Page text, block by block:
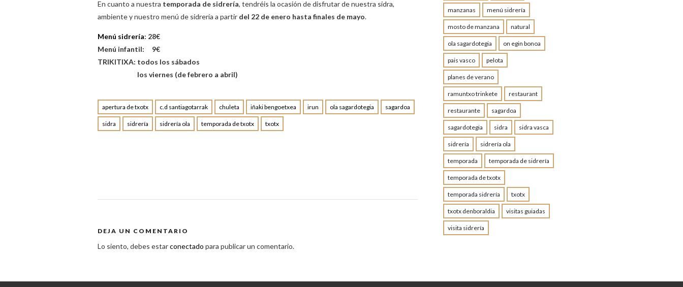
En cuanto a nuestra temporada de sidrería, tendréis la ocasión de disfrutar de nuestra sidra,
ambiente y nuestro menú de sidrería a partir del 22 de enero hasta finales de mayo.
Menú sidrería: 28€
Menú infantil: 9€
TRIKITIXA: todos los sábados
los viernes (de febrero a abril)
apertura de txotx c.d santiagotarrak chuleta iñaki bengoetxea irun ola sagardotegia sagardoa
sidra sidrería sidrería ola temporada de txotx txotx
DEJA UN COMENTARIO
Lo siento, debes estarconectado para publicar un comentario.
manzanas menú sidrería
mosto de manzana natural
ola sagardotegia on egin bonoa
pais vasco pelota
planes de verano
ramuntxo trinkete restaurant
restaurante sagardoa
sagardotegia sidra sidra vasca
sidrería sidrería ola
temporada temporada de sidrería
temporada de txotx
temporada sidrería txotx
txotx denboraldia visitas guiadas
visita sidrería